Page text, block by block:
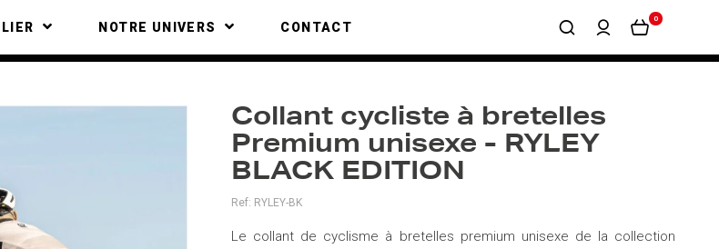
NOTRE UNIVERS CONTACT
0
Collant cycliste à bretelles
Premium unisexe - RYLEY
BLACK EDITION
Ref: RYLEY-BK
Le collant de cyclisme à bretelles premium unisexe de la collection